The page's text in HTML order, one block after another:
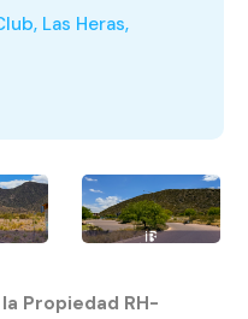
Las Heras,
la Propiedad RH-